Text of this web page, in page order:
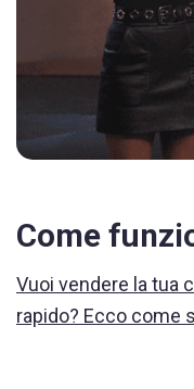
Come
Vuoi vendere la tua
rapido? Ecco come